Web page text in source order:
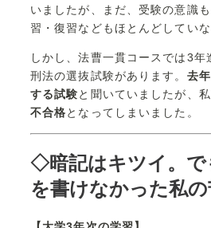
いましたが、まだ、受験の意識
習・復習などもほとんどしてい
しかし、法曹一貫コースでは3年
刑法の選抜試験があります。 去
する試験と聞いていましたが、
不合格となってしまいました。
◇暗記はキツイ。で
を書けなかった私